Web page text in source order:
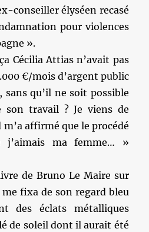
conseiller élyséen recasé
pour violences
».
Cécilia Attias n’avait pas
€/mois d’argent public
qu’il ne soit possible
son travail ? Je viens de
affirmé que le procédé
j’aimais ma femme… »
de Bruno Le Maire sur
fixa de son regard bleu
des éclats métalliques
de soleil dont il aurait été